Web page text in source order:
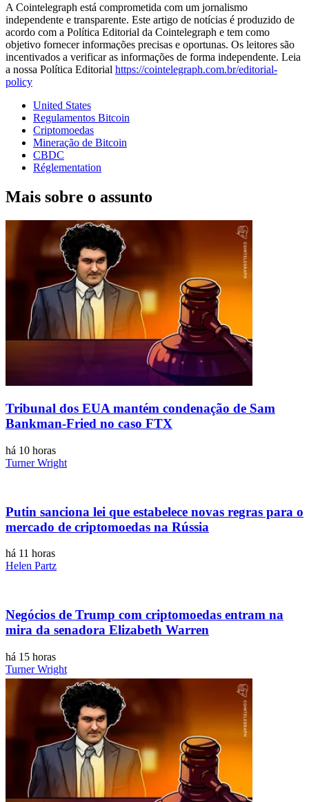
A Cointelegraph está comprometida com um jornalismo
independente e transparente. Este artigo de notícias é produzido de
acordo com a Política Editorial da Cointelegraph e tem como
objetivo fornecer informações precisas e oportunas. Os leitores são
incentivados a verificar as informações de forma independente. Leia
a nossa Política Editorial https://cointelegraph.com.br/editorial-
policy
United States
Regulamentos Bitcoin
Criptomoedas
Mineração de Bitcoin
CBDC
Réglementation
Mais sobre o assunto
Tribunal dos EUA mantém condenação de Sam
Bankman-Fried no caso FTX
há 10 horas
Turner Wright
Putin sanciona lei que estabelece novas regras para o
mercado de criptomoedas na Rússia
há 11 horas
Helen Partz
Negócios de Trump com criptomoedas entram na
mira da senadora Elizabeth Warren
há 15 horas
Turner Wright